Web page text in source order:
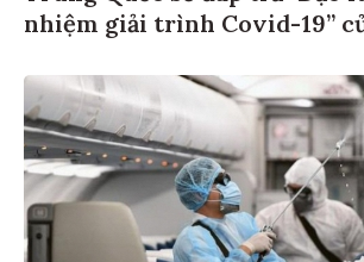
nhiệm giải trình Covid-19”